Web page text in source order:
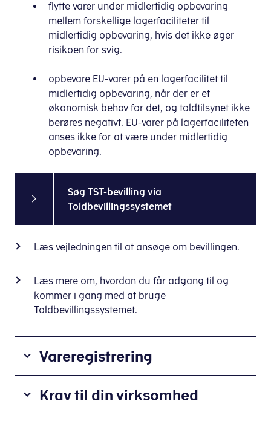
flytte varer under midlertidig opbevaring
mellem forskellige lagerfaciliteter til
midlertidig opbevaring, hvis det ikke øger
risikoen for svig.
opbevare EU-varer på en lagerfacilitet til
midlertidig opbevaring, når der er et
økonomisk behov for det, og toldtilsynet ikke
berøres negativt. EU-varer på lagerfaciliteten
anses ikke for at være under midlertidig
opbevaring.
Søg TST-bevilling via
Toldbevillingssystemet
Læs vejledningen til at ansøge om bevillingen.
Læs mere om, hvordan du får adgang til og
kommer i gang med at bruge
Toldbevillingssystemet.
Vareregistrering
drift
af
Krav til din virksomhed